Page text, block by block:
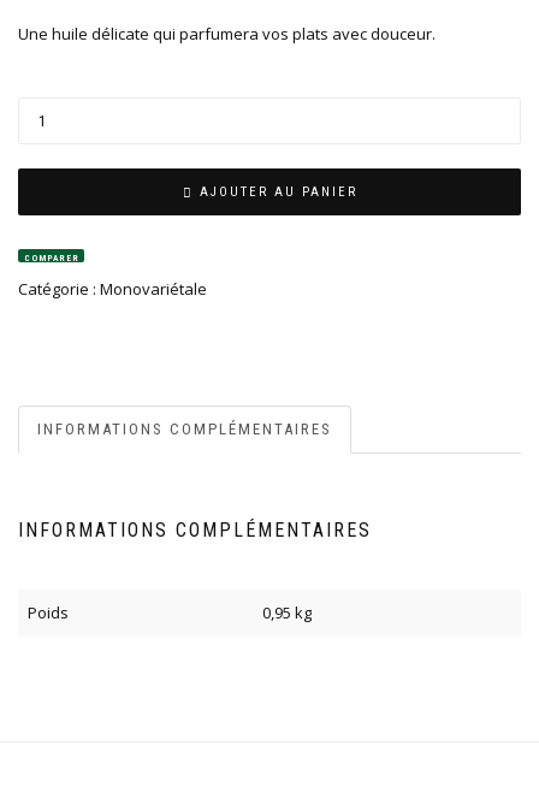
Une huile délicate qui parfumera vos plats avec douceur.
AJOUTER AU PANIER
COMPARER
Catégorie : Monovariétale
INFORMATIONS COMPLÉMENTAIRES
INFORMATIONS COMPLÉMENTAIRES
Poids 0,95 kg